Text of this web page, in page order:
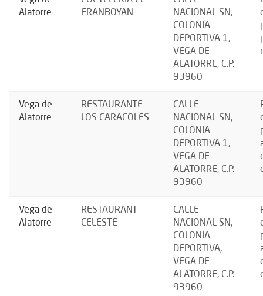
Alatorre
FRANBOYAN
NACIONAL SN,
COLONIA
DEPORTIVA 1,
VEGA DE
ALATORRE, C.P.
93960
Vega de
Alatorre
RESTAURANTE
LOS CARACOLES
CALLE
NACIONAL SN,
COLONIA
DEPORTIVA 1,
VEGA DE
ALATORRE, C.P.
93960
Vega de
Alatorre
RESTAURANT
CELESTE
CALLE
NACIONAL SN,
COLONIA
DEPORTIVA,
VEGA DE
ALATORRE, C.P.
93960